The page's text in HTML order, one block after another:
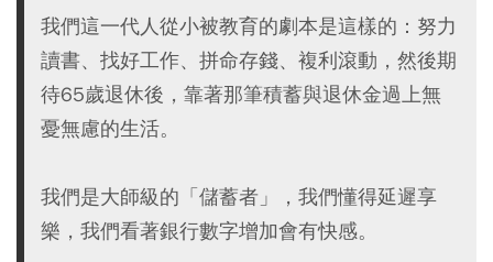
我們這一代人從小被教育的劇本是這樣的：努力
讀書、找好工作、拼命存錢、複利滾動，然後期
待65歲退休後，靠著那筆積蓄與退休金過上無
憂無慮的生活。
我們是大師級的「儲蓄者」，我們懂得延遲享
樂，我們看著銀行數字增加會有快感。